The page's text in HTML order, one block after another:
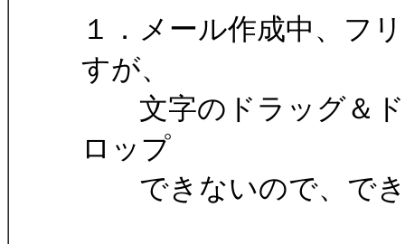
１．メール作成中、フ
すが、
文字のドラッグ＆ド
ロップ
できないので、でき